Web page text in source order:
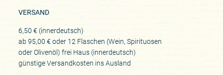
VERSAND
6,50 € (innerdeutsch)
ab 95,00 € oder 12 Flaschen (Wein, Spirituosen
oder Olivenöl) frei Haus (innerdeutsch)
günstige Versandkosten ins Ausland